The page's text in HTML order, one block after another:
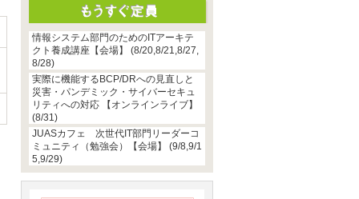
情報システム部門のためのITアーキテ
クト養成講座【会場】 (8/20,8/21,8/27,
8/28)
実際に機能するBCP/DRへの見直しと
災害・パンデミック・サイバーセキュ
リティへの対応 【オンラインライブ】
(8/31)
JUASカフェ 次世代IT部門リーダーコ
ミュニティ（勉強会）【会場】 (9/8,9/1
5,9/29)